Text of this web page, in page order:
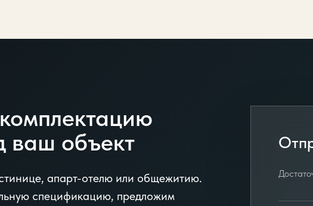
ваш объект
апарт-отелю или общежитию.
спецификацию, предложим